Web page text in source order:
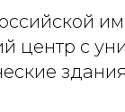
центр с